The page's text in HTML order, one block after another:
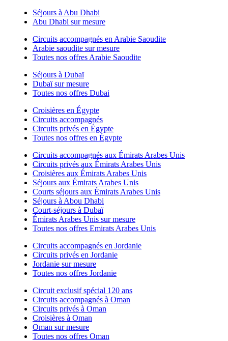
Séjours à Abu Dhabi
Abu Dhabi sur mesure
Circuits accompagnés en Arabie Saoudite
Arabie saoudite sur mesure
Toutes nos offres Arabie Saoudite
Séjours à Dubaï
Dubaï sur mesure
Toutes nos offres Dubai
Croisières en Égypte
Circuits accompagnés
Circuits privés en Égypte
Toutes nos offres en Égypte
Circuits accompagnés aux Émirats Arabes Unis
Circuits privés aux Émirats Arabes Unis
Croisières aux Émirats Arabes Unis
Séjours aux Émirats Arabes Unis
Courts séjours aux Émirats Arabes Unis
Séjours à Abou Dhabi
Court-séjours à Dubaï
Émirats Arabes Unis sur mesure
Toutes nos offres Emirats Arabes Unis
Circuits accompagnés en Jordanie
Circuits privés en Jordanie
Jordanie sur mesure
Toutes nos offres Jordanie
Circuit exclusif spécial 120 ans
Circuits accompagnés à Oman
Circuits privés à Oman
Croisières à Oman
Oman sur mesure
Toutes nos offres Oman